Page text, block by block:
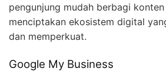
pengunjung mudah berbagi
menciptakan ekosistem digital
dan memperkuat.
Google My Business